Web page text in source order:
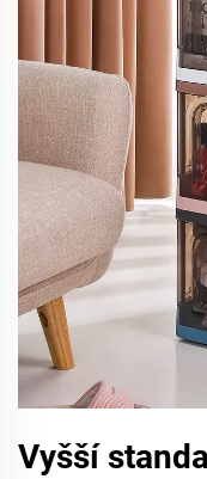
Vyšší